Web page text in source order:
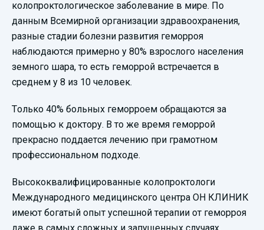
колопроктологическое заболевание в мире. По
данным Всемирной организации здравоохранения,
разные стадии болезни развития геморроя
наблюдаются примерно у 80% взрослого населения
земного шара, то есть геморрой встречается в
среднем у 8 из 10 человек.
Только 40% больных геморроем обращаются за
помощью к доктору. В то же время геморрой
прекрасно поддается лечению при грамотном
профессиональном подходе.
Высококвалифицированные колопроктологи
Международного медицинского центра ОН КЛИНИК
имеют богатый опыт успешной терапии от геморроя